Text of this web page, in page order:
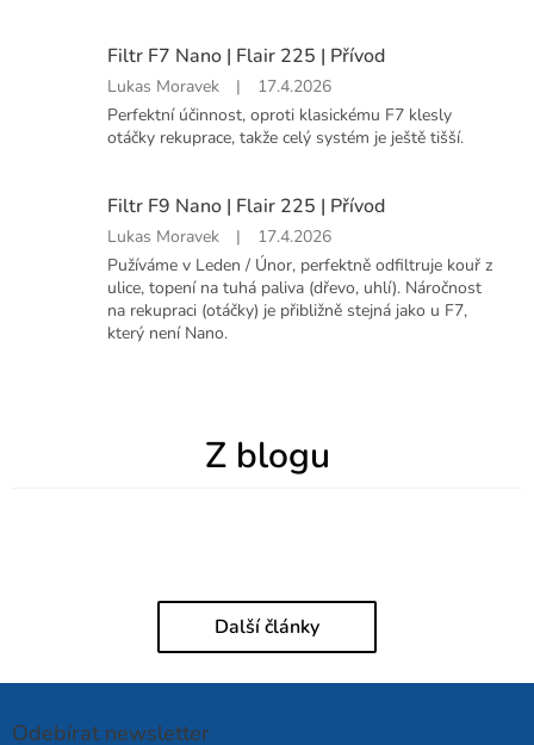
z
hvězdiček.
Filtr F7 Nano | Flair 225 | Přívod
Hodnocení
produktu
je
5
hvězdiček.
Lukas Moravek |
17.4.2026
Perfektní účinnost, oproti klasickému F7 klesly
otáčky rekuprace, takže celý systém je ještě tišší.
Filtr F9 Nano | Flair 225 | Přívod
Hodnocení
produktu
je
5
z
Lukas Moravek |
17.4.2026
Pužíváme v Leden / Únor, perfektně odfiltruje kouř z
ulice, topení na tuhá paliva (dřevo, uhlí). Náročnost
na rekupraci (otáčky) je přibližně stejná jako u F7,
který není Nano.
Z blogu
Další články
Odebírat newsletter